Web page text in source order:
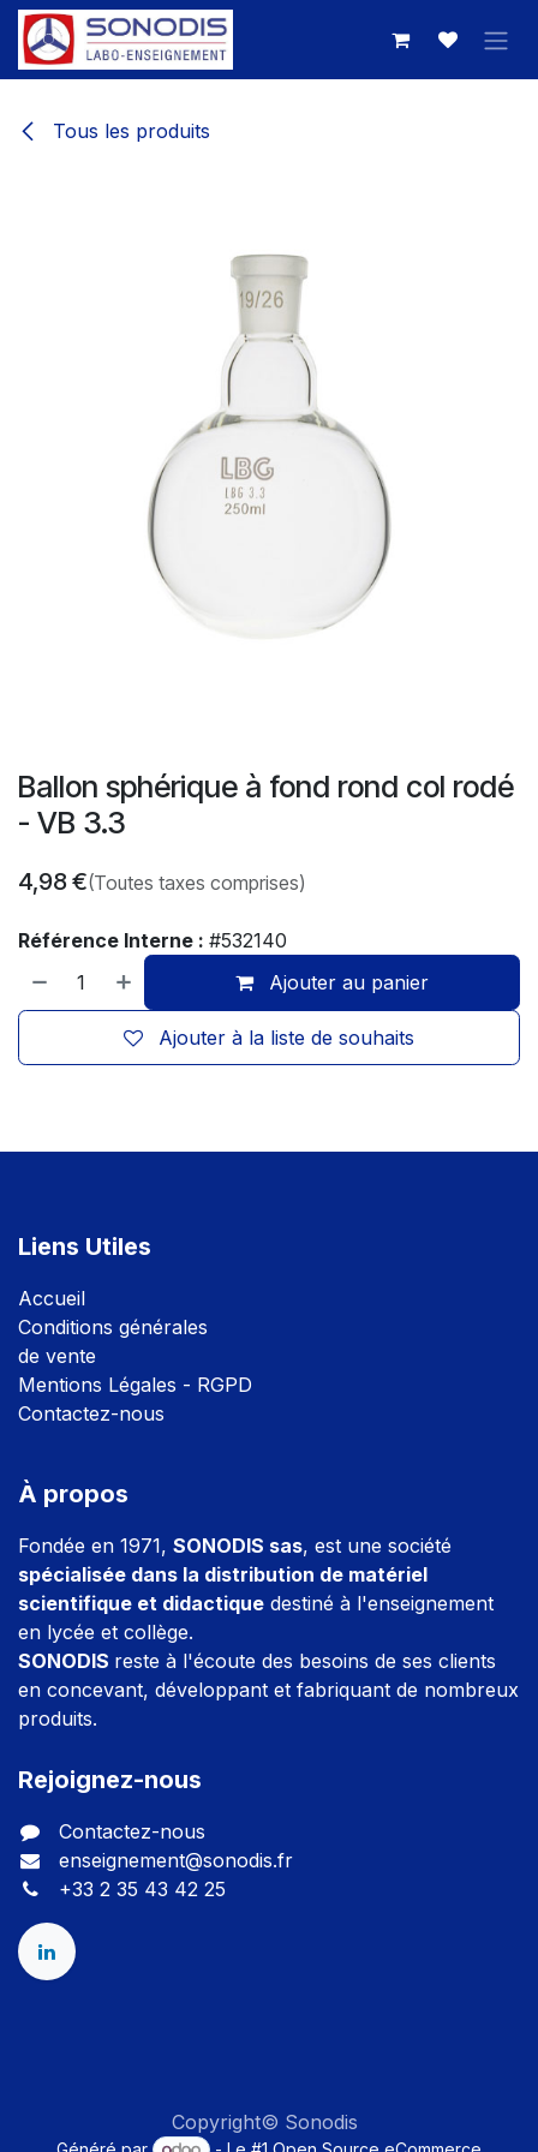
Se rendre au contenu
Tous les produits
Ballon sphérique à fond rond col rodé
- VB 3.3
4,98€(Toutes taxes comprises)
Référence Interne : #532140
Ajouter au panier
Ajouter à la liste de souhaits
Liens Utiles
Accueil
Conditions générales
de vente
Mentions Légales - RGPD
Contactez-nous
À propos
Fondée en 1971, SONODIS sas, est une société
spécialisée dans la distribution de matériel
scientifique et didactique destiné à l'enseignement
en lycée et collège.
SONODIS reste à l'écoute des besoins de ses clients
en concevant, développant et fabriquant de nombreux
produits.
Rejoignez-nous
Contactez-nous
enseignement@sonodis.fr
+33 2 35 43 42 25
Copyright© Sonodis